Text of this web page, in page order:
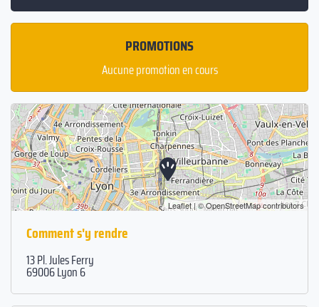
PROMOTIONS
Aucune promotion en cours
Leaflet| ©OpenStreetMapcontributors
Comment s'y rendre
13 Pl. Jules Ferry
69006 Lyon 6